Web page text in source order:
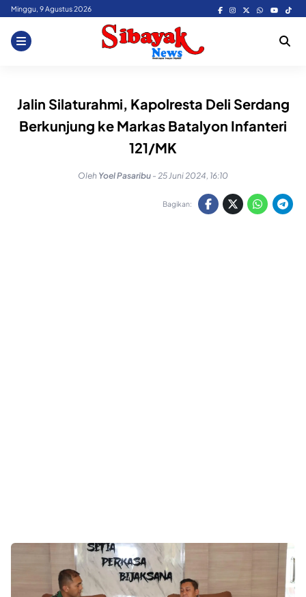
Skip
content
Minggu, 9 Agustus 2026
Jalin Silaturahmi, Kapolresta Deli Serdang
Berkunjung ke Markas Batalyon Infanteri
121/MK
Oleh Yoel Pasaribu - 25 Juni 2024, 16:10
Bagikan: